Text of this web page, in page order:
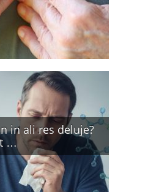
in ali res deluje?
…